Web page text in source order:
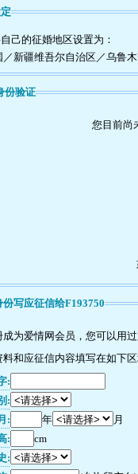
己的征婚地区设置为：
／新疆维吾尔自治区／乌鲁
份验证
您目前尚
写应征信给F193750
为爱情网会员，您可以用
和应征信内容填写在如下
:
:
:
年
月
:
cm
: